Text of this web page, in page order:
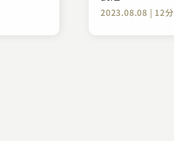
2023.08.08 | 12分